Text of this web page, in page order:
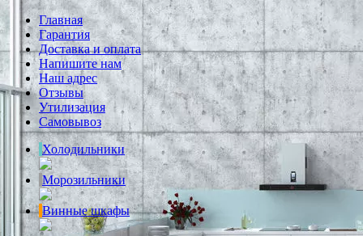
Главная
Гарантия
Доставка и оплата
Напишите нам
Наш адрес
Отзывы
Утилизация
Самовывоз
Холодильники
Морозильники
Винные шкафы